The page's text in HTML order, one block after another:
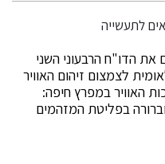
הדו"ח הרבעוני השני
הלאומית לצמצום זיהום האוויר
האוויר במפרץ חיפה:
בפליטת המזהמים